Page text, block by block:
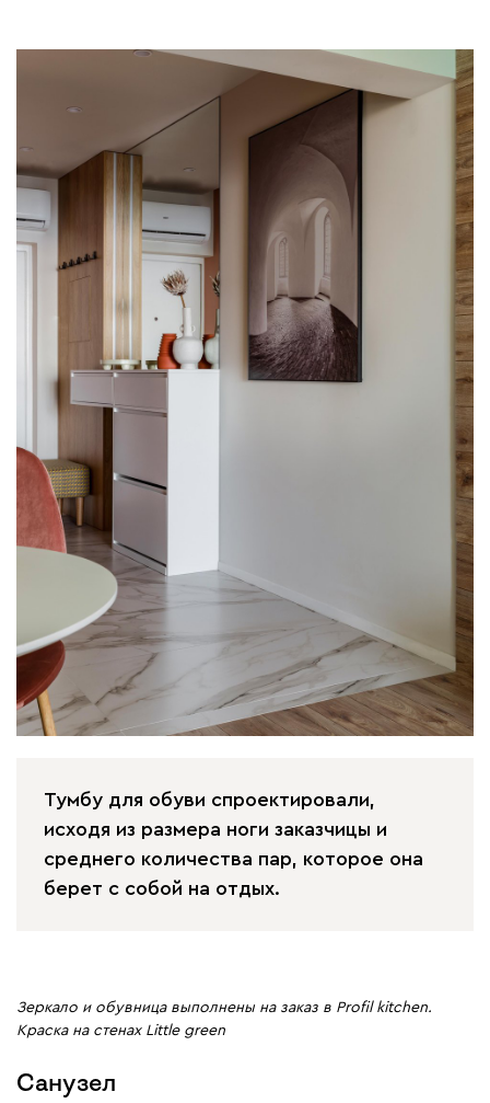
Тумбу для обуви спроектировали,
исходя из размера ноги заказчицы и
среднего количества пар, которое она
берет с собой на отдых.
Зеркало и обувница выполнены на заказ в Profil kitchen.
Краска на стенах Little green
Санузел